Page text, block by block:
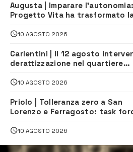
Augusta | Imparare
Progetto Vita ha trasformato
indipendenza
10 AGOSTO 2026
Carlentini | Il 12 agosto
derattizzazione nel quartiere
10 AGOSTO 2026
Priolo | Tolleranza zero a San
Lorenzo e Ferragosto: task
navette gratuite
10 AGOSTO 2026